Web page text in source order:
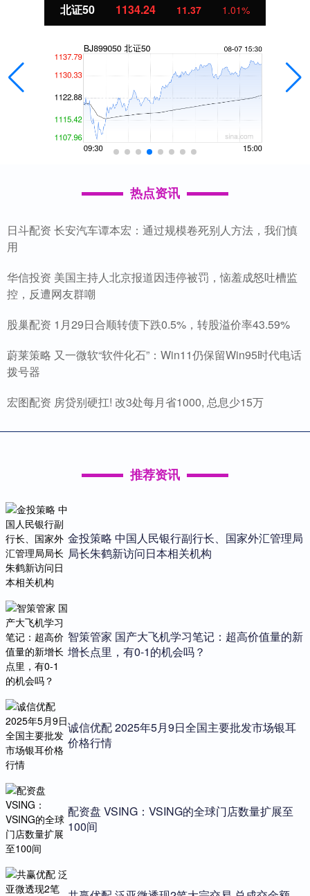
北证50 1134.24 11.37 1.01%
热点资讯
日斗配资 长安汽车谭本宏：通过规模卷死别人方法，我们慎
用
华信投资 美国主持人北京报道因违停被罚，恼羞成怒吐槽监
控，反遭网友群嘲
股巢配资 1月29日合顺转债下跌0.5%，转股溢价率43.59%
蔚莱策略 又一微软“软件化石”：Win11仍保留Win95时代电话
拨号器
宏图配资 房贷别硬扛! 改3处每月省1000, 总息少15万
推荐资讯
金投策略 中国人民银行副行长、国家外汇管理局
局长朱鹤新访问日本相关机构
智策管家 国产大飞机学习笔记：超高价值量的新
增长点里，有0-1的机会吗？
诚信优配 2025年5月9日全国主要批发市场银耳
价格行情
配资盘 VSING：VSING的全球门店数量扩展至
100间